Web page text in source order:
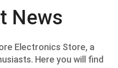
News
Electronics Store, a
Here you will find